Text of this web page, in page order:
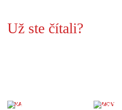
Už ste čítali?
ŽENA DOMOV